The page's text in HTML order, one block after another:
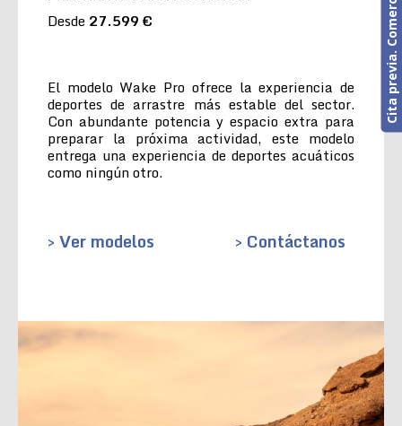
Desde 27.599 €
El modelo Wake Pro ofrece la experiencia de
deportes de arrastre más estable del sector.
Con abundante potencia y espacio extra para
preparar la próxima actividad, este modelo
entrega una experiencia de deportes acuáticos
como ningún otro.
> Ver modelos > Contáctanos